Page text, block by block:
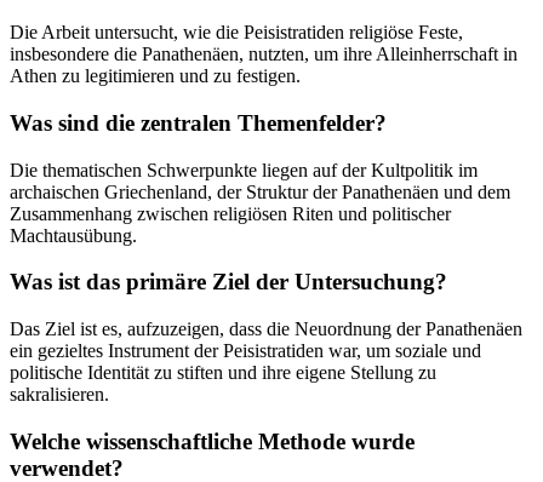
Die Arbeit untersucht, wie die Peisistratiden religiöse Feste,
insbesondere die Panathenäen, nutzten, um ihre Alleinherrschaft in
Athen zu legitimieren und zu festigen.
Was sind die zentralen Themenfelder?
Die thematischen Schwerpunkte liegen auf der Kultpolitik im
archaischen Griechenland, der Struktur der Panathenäen und dem
Zusammenhang zwischen religiösen Riten und politischer
Machtausübung.
Was ist das primäre Ziel der Untersuchung?
Das Ziel ist es, aufzuzeigen, dass die Neuordnung der Panathenäen
ein gezieltes Instrument der Peisistratiden war, um soziale und
politische Identität zu stiften und ihre eigene Stellung zu
sakralisieren.
Welche wissenschaftliche Methode wurde
verwendet?